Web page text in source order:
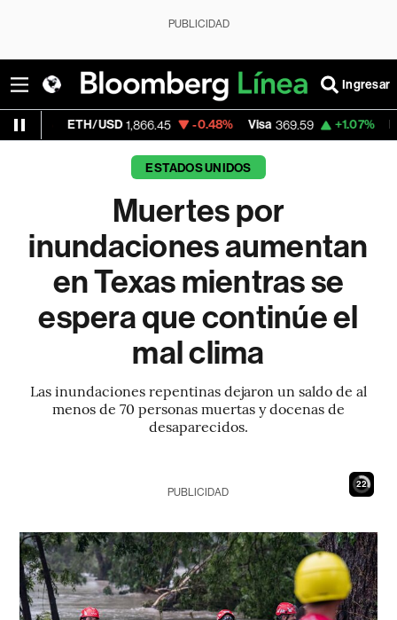
PUBLICIDAD
Ingresar
1,866.45 -0.48% Visa 369.59 +1.07% MercadoLibre
ESTADOS UNIDOS
Muertes por
inundaciones aumentan
en Texas mientras se
espera que continúe el
mal clima
Las inundaciones repentinas dejaron un saldo de al
menos de 70 personas muertas y docenas de
desaparecidos.
21
PUBLICIDAD